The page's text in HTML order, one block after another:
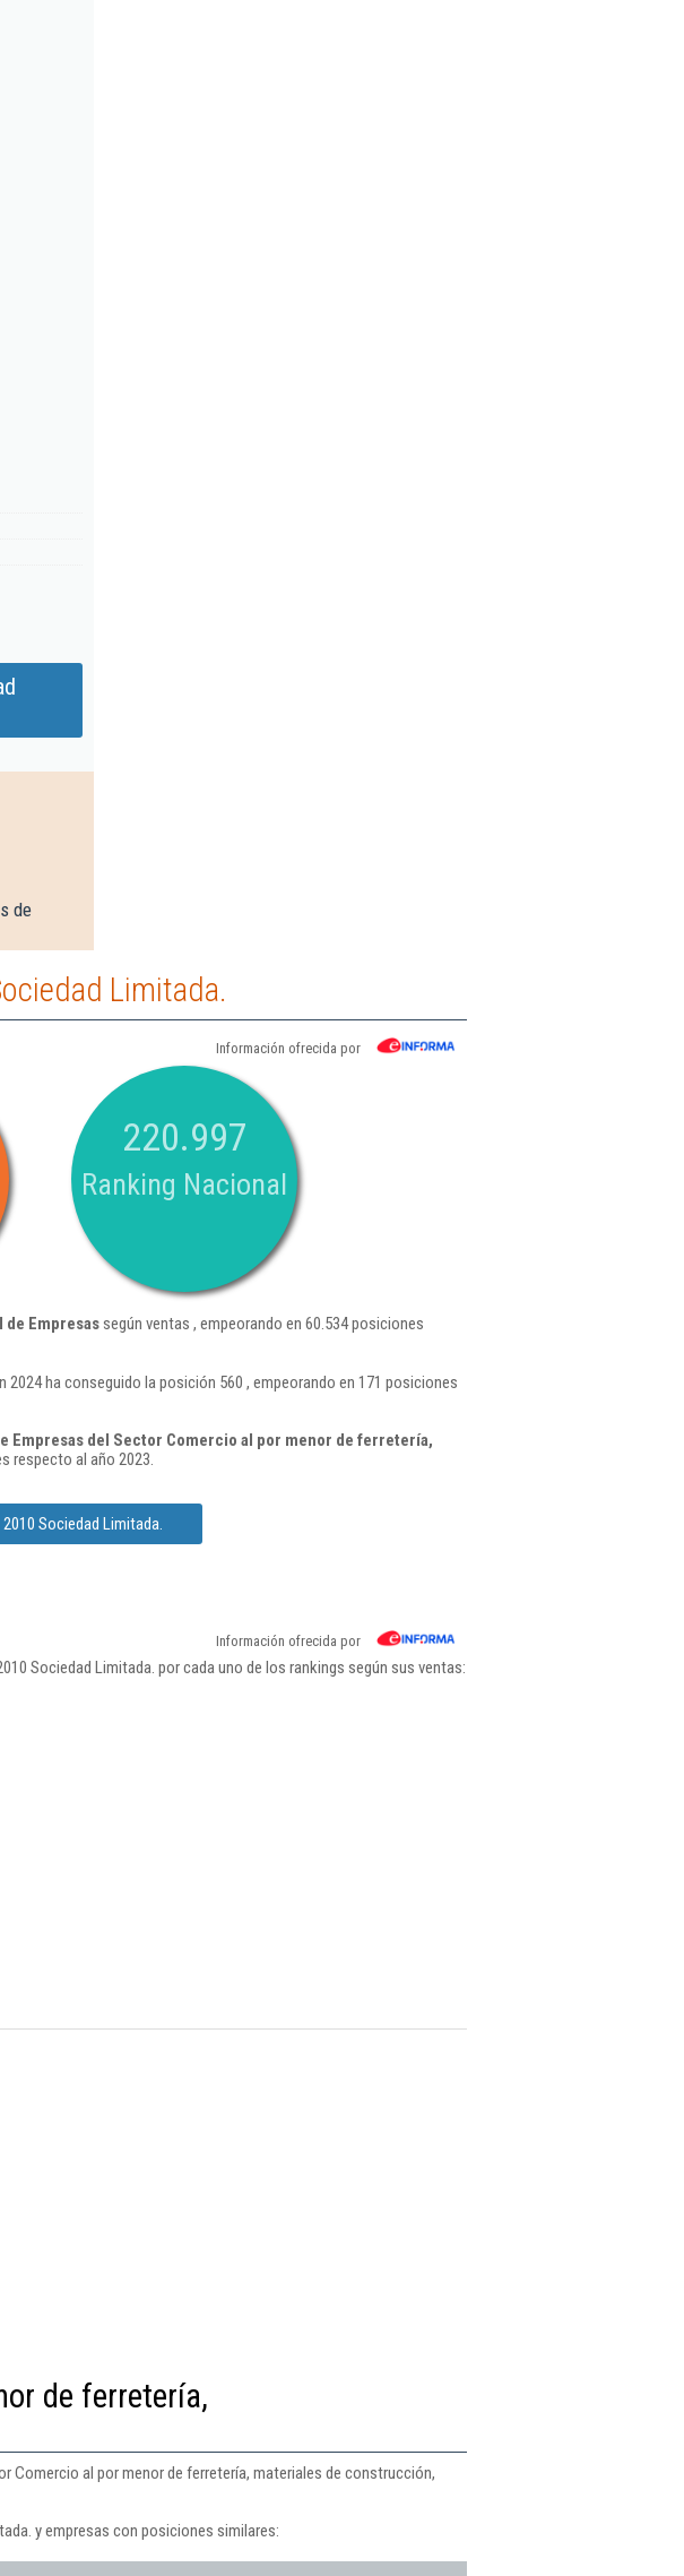
de
Limitada.
Información ofrecida por
220.997
Ranking Nacional
de Empresassegún ventas , empeorando en 60.534 posiciones
ha conseguido la posición 560 , empeorando en 171 posiciones
Empresas del Sector Comercio al por menor de ferretería,
respecto al año 2023.
Sociedad Limitada.
Información ofrecida por
Sociedad Limitada. por cada uno de los rankings según sus ventas:
de ferretería,
Comercio al por menor de ferretería, materiales de construcción,
y empresas con posiciones similares: